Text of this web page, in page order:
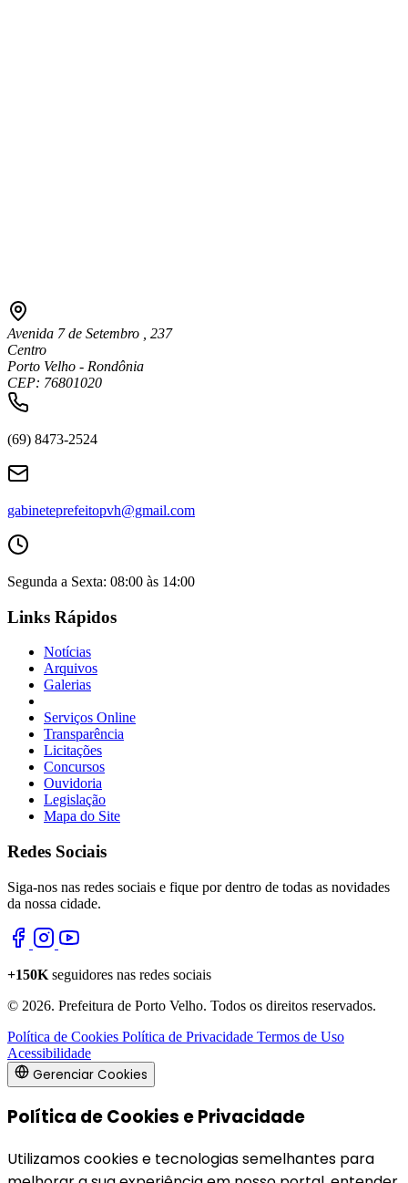
Avenida 7 de Setembro , 237
Centro
Porto Velho - Rondônia
CEP: 76801020
(69) 8473-2524
gabineteprefeitopvh@gmail.com
Segunda a Sexta: 08:00 às 14:00
Links Rápidos
Notícias
Arquivos
Galerias
Serviços Online
Transparência
Licitações
Concursos
Ouvidoria
Legislação
Mapa do Site
Redes Sociais
Siga-nos nas redes sociais e fique por dentro de todas as novidades
da nossa cidade.
+150K seguidores nas redes sociais
© 2026. Prefeitura de Porto Velho. Todos os direitos reservados.
Política de Cookies Política de Privacidade Termos de Uso
Acessibilidade
Gerenciar Cookies
Política de Cookies e Privacidade
Utilizamos cookies e tecnologias semelhantes para